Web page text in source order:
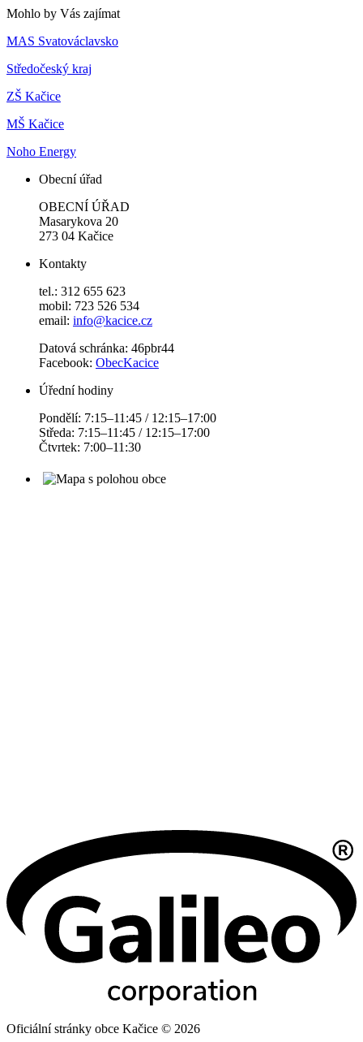
Mohlo by Vás zajímat
MAS Svatováclavsko
Středočeský kraj
ZŠ Kačice
MŠ Kačice
Noho Energy
Obecní úřad
OBECNÍ ÚŘAD
Masarykova 20
273 04 Kačice
Kontakty
tel.: 312 655 623
mobil: 723 526 534
email: info@kacice.cz
Datová schránka: 46pbr44
Facebook: ObecKacice
Úřední hodiny
Pondělí: 7:15–11:45 / 12:15–17:00
Středa: 7:15–11:45 / 12:15–17:00
Čtvrtek: 7:00–11:30
Oficiální stránky obce Kačice © 2026